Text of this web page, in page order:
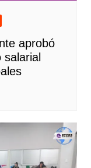
aprobó